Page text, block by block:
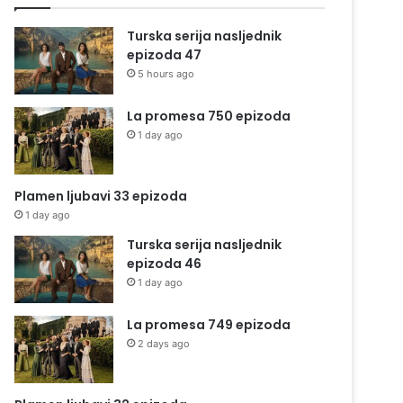
Turska serija nasljednik
epizoda 47
5 hours ago
La promesa 750 epizoda
1 day ago
Plamen ljubavi 33 epizoda
1 day ago
Turska serija nasljednik
epizoda 46
1 day ago
La promesa 749 epizoda
2 days ago